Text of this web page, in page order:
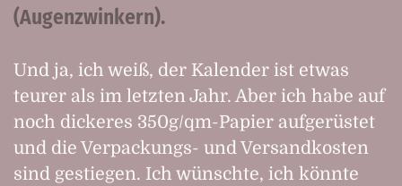
(Augenzwinkern).
Und ja, ich weiß, der Kalender ist etwas
teurer als im letzten Jahr. Aber ich habe auf
noch dickeres 350g/qm-Papier aufgerüstet
und die Verpackungs- und Versandkosten
sind gestiegen. Ich wünschte, ich könnte